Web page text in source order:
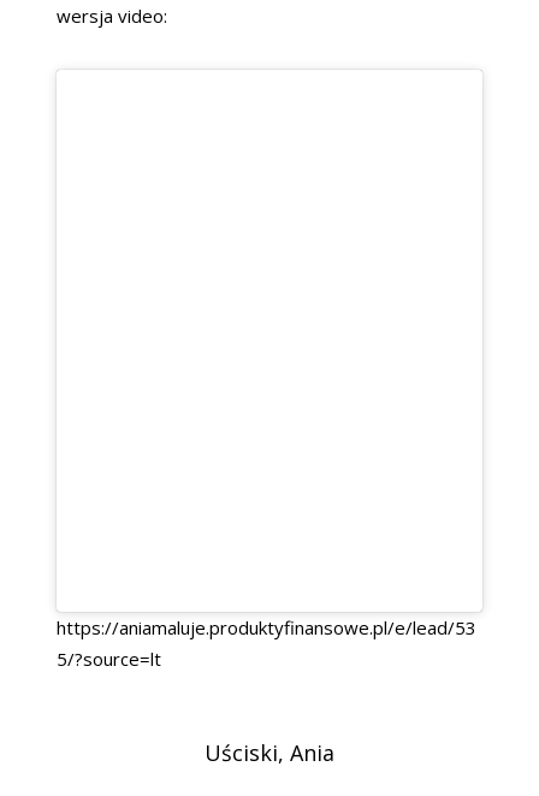
wersja video:
https://aniamaluje.produktyfinansowe.pl/e/lead/53
5/?source=lt
Uściski, Ania